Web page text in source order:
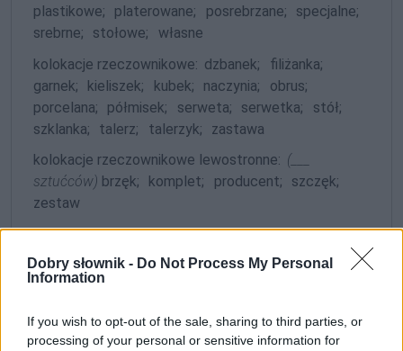
Dobry słownik - Do Not Process My Personal
Information
If you wish to opt-out of the sale, sharing to third parties, or
processing of your personal or sensitive information for
plastikowe;
platerowane; posrebrzane;
specjalne;
srebrne;
stołowe;
własne
kolokacje rzeczownikowe: dzbanek;
filiżanka;
garnek;
kieliszek; kubek; naczynia;
obrus;
porcelana;
półmisek; serweta; serwetka;
stół;
szklanka;
talerz; talerzyk;
zastawa
kolokacje rzeczownikowe lewostronne: (___
sztućców) brzęk; komplet; producent;
szczęk;
zestaw
Gramatyka